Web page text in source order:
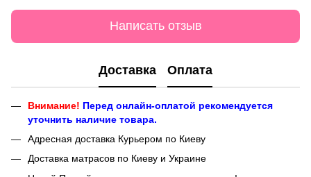
Написать отзыв
Доставка Оплата
Внимание! Перед онлайн-оплатой рекомендуется
уточнить наличие товара.
Адресная доставка Курьером по Киеву
Доставка матрасов по Киеву и Украине